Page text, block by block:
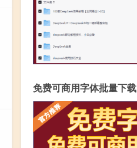
免费可商用字体批量下载